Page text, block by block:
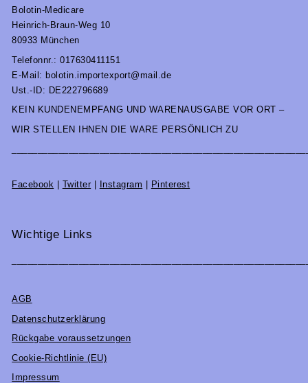
Bolotin-Medicare
Heinrich-Braun-Weg 10
80933 München
Telefonnr.: 017630411151
E-Mail: bolotin.importexport@mail.de
Ust.-ID: DE222796689
KEIN KUNDENEMPFANG UND WARENAUSGABE VOR ORT –
WIR STELLEN IHNEN DIE WARE PERSÖNLICH ZU
Facebook Twitter| Instagram Pinterest
Wichtige Links
AGB
Datenschutzerklärung
Rückgabe voraussetzungen
Cookie-Richtlinie (EU)
Impressum